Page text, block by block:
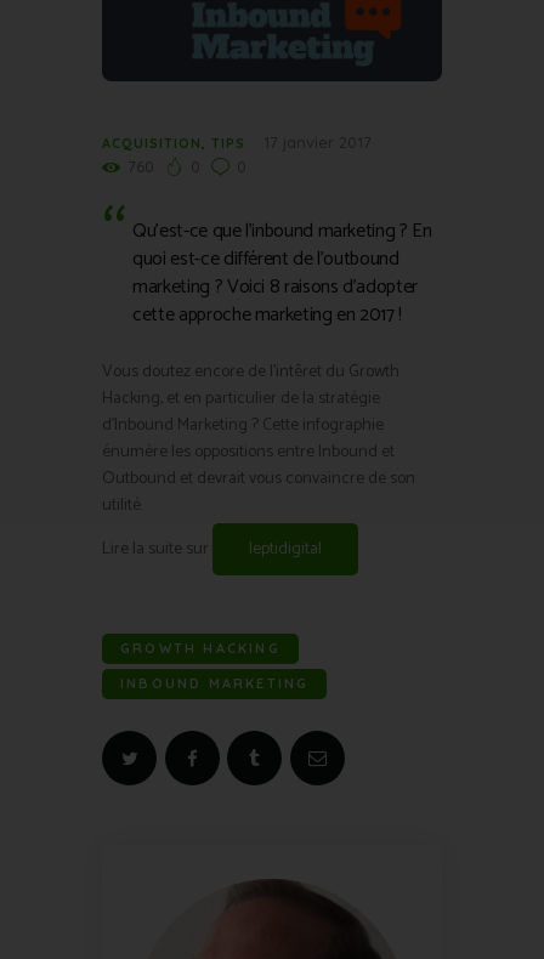
ACQUISITION, TIPS
Qu’est-ce que l’inbound marketing ? En
quoi est-ce différent de l’outbound
marketing ? Voici 8 raisons d’adopter
cette approche marketing en 2017 !
Vous doutez encore de l’intêret du Growth
Hacking, et en particulier de la stratégie
d’Inbound Marketing ? Cette infographie
énumère les oppositions entre Inbound et
Outbound et devrait vous convaincre de son
utilité.
Lire la suite sur
leptidigital
GROWTH HACKING
INBOUND MARKETING